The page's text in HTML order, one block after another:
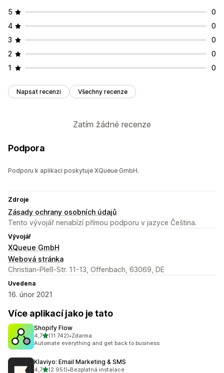
5
0
4
0
3
0
2
0
1
0
Napsat recenzi Všechny recenze
Zatím žádné recenze
Podpora
Podporu k aplikaci poskytuje XQueue GmbH.
Zdroje
Zásady ochrany osobních údajů
Tento vývojář nenabízí přímou podporu v jazyce Čeština.
Vývojář
XQueue GmbH
Webová stránka
Christian-Pleß-Str. 11-13, Offenbach, 63069, DE
Uvedena
16. únor 2021
Více aplikací jako je tato
Shopify Flow
4,7z 5 hvězd
(11 742)
Celkový počet recenzí: 11742
•Zdarma
Automate everything and get back to business
Klaviyo: Email Marketing & SMS
4,7z 5 hvězd
(2 951)•Bezplatná instalace